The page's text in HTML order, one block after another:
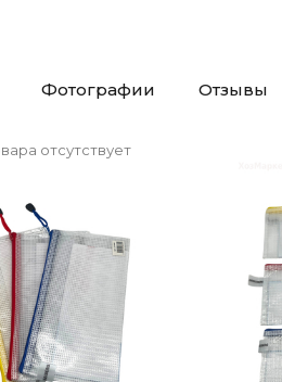
Фотографии Отзывы
отсутствует